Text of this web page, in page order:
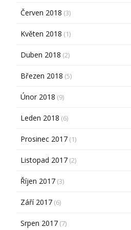
Červen 2018 (3)
Květen 2018 (1)
Duben 2018 (2)
Březen 2018 (5)
Únor 2018 (9)
Leden 2018 (6)
Prosinec 2017 (1)
Listopad 2017 (2)
Říjen 2017 (3)
Září 2017 (6)
Srpen 2017 (7)